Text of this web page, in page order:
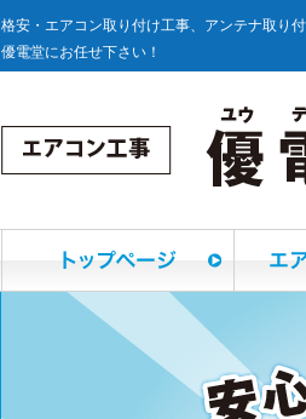
格安・エアコン取り付け工事、アンテナ取り
優電堂にお任せ下さい！